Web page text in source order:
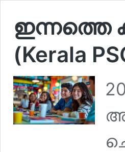
ഇന്നത്തെ
(Kerala